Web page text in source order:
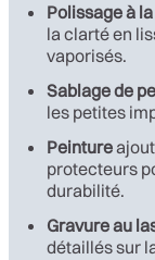
Polissage à
la clarté en
vaporisés.
Sablage de
les petites
Peinture
protecteurs
durabilité.
Gravure au
détaillés sur